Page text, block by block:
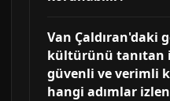
Van Çaldıran'daki
kültürünü tanıtan
güvenli ve verimli
hangi adımlar